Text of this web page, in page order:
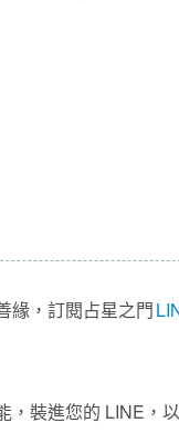
緣，訂閱占星之門
，裝進您的 LINE，